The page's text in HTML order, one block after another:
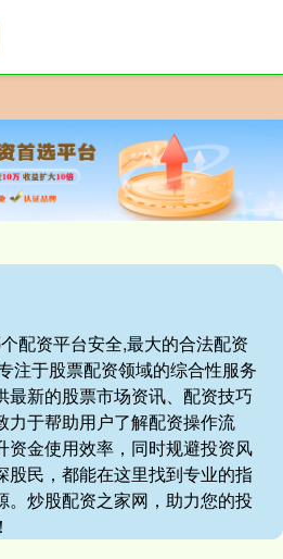
配资平台安全,最大的合法配资
注于股票配资领域的综合性服务
最新的股票市场资讯、配资技巧
力于帮助用户了解配资操作流
资金使用效率，同时规避投资风
股民，都能在这里找到专业的指
。炒股配资之家网，助力您的投